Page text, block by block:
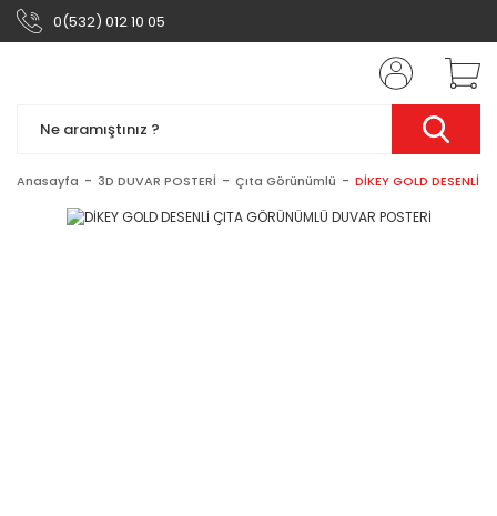
0(532) 012 10 05
Anasayfa 3D DUVAR POSTERİ Çıta Görünümlü DİKEY GOLD DESENLİ